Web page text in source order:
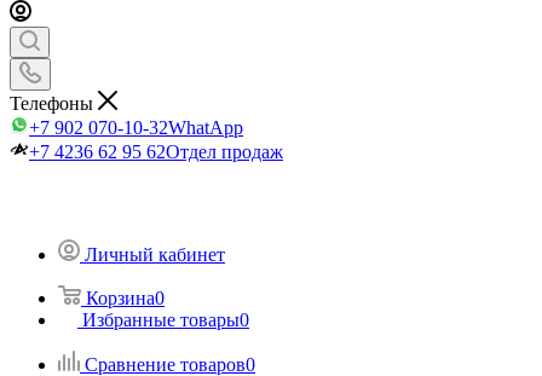
Телефоны
+7 902 070-10-32WhatApp
+7 4236 62 95 62Отдел продаж
Личный кабинет
Корзина0
Избранные товары0
Сравнение товаров0